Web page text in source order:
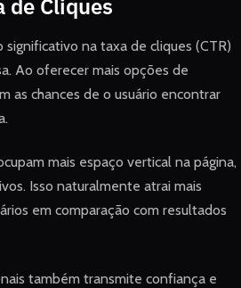
de Cliques
na taxa de cliques (CTR)
Ao oferecer mais opções de
as chances de o usuário encontrar
mais espaço vertical na página,
Isso naturalmente atrai mais
em comparação com resultados
também transmite confiança e